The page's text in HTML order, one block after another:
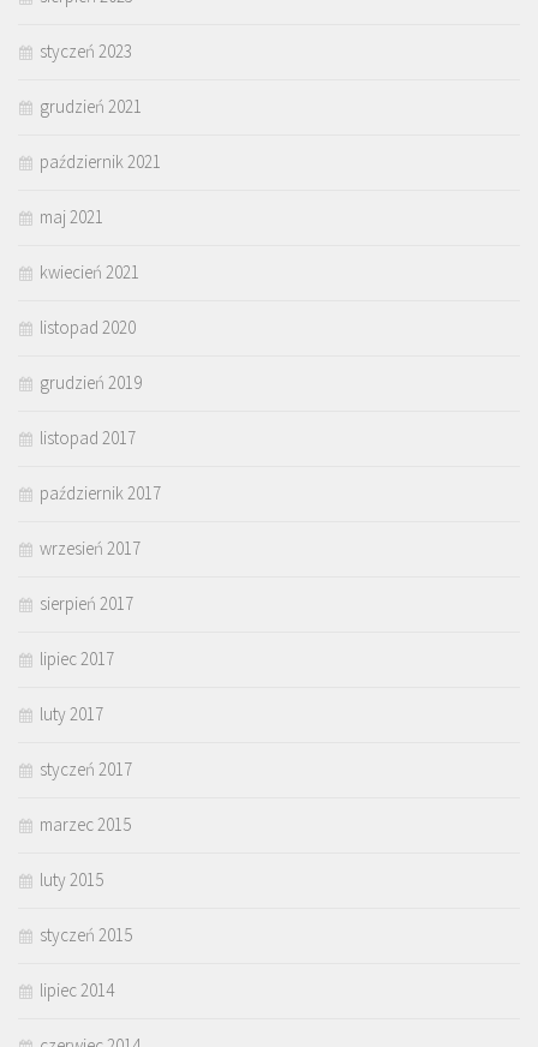
styczeń 2023
grudzień 2021
październik 2021
maj 2021
kwiecień 2021
listopad 2020
grudzień 2019
listopad 2017
październik 2017
wrzesień 2017
sierpień 2017
lipiec 2017
luty 2017
styczeń 2017
marzec 2015
luty 2015
styczeń 2015
lipiec 2014